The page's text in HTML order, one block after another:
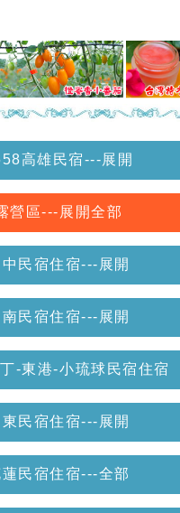
高雄民宿---展開
營區---展開全部
中民宿住宿---展開
南民宿住宿---展開
-東港-小琉球民宿住宿
東民宿住宿---展開
民宿住宿---全部